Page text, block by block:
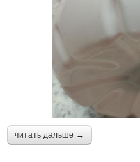
читать дальше →